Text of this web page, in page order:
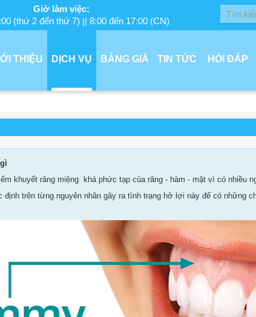
Giờ làm việc:
(thứ 2 đến thứ 7) || 8:00 đến 17:00 (CN)
THIỆU DỊCH VỤ BẢNG GIÁ TIN TỨC HỎI ĐÁP
khuyết răng miệng khá phức tạp của răng - hàm - mặt vì có nhiều
định trên từng nguyên nhân gây ra tình trạng hở lợi này để có những